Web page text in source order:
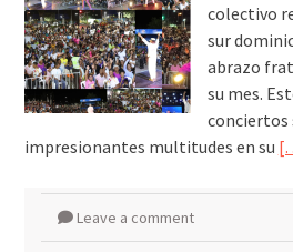
colectivo
sur
abrazo
su mes.
conciertos
impresionantes multitudes en su
Leave a comment